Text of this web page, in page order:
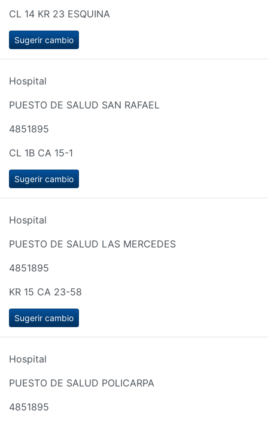
CL 14 KR 23 ESQUINA
Sugerir cambio
Hospital
PUESTO DE SALUD SAN RAFAEL
4851895
CL 1B CA 15-1
Sugerir cambio
Hospital
PUESTO DE SALUD LAS MERCEDES
4851895
KR 15 CA 23-58
Sugerir cambio
Hospital
PUESTO DE SALUD POLICARPA
4851895